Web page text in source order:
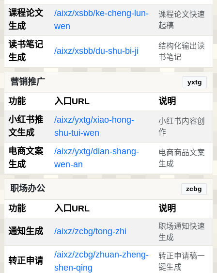
课程论文
生成
/aixz/xsbb/ke-cheng-lun-
wen
课程论文快速
起稿
读书笔记
生成
/aixz/xsbb/du-shu-bi-ji
结构化输出读
书笔记
营销推广 yxtg
功能 入口URL
说明
小红书推
文生成
/aixz/yxtg/xiao-hong-
shu-tui-wen
小红书内容创
作
电商文案
生成
/aixz/yxtg/dian-shang-
wen-an
电商商品文案
生成
职场办公 zcbg
功能 入口URL 说明
通知生成 /aixz/zcbg/tong-zhi
职场通知快速
生成
转正申请
/aixz/zcbg/zhuan-zheng-
shen-qing
转正申请稿一
键生成